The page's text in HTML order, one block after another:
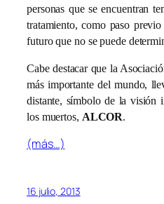
personas que se encuentran
tratamiento, como paso
futuro que no se puede
Cabe destacar que la
más importante del mundo,
distante, símbolo de la visión
los muertos, ALCOR.
(más…)
16 julio, 2013